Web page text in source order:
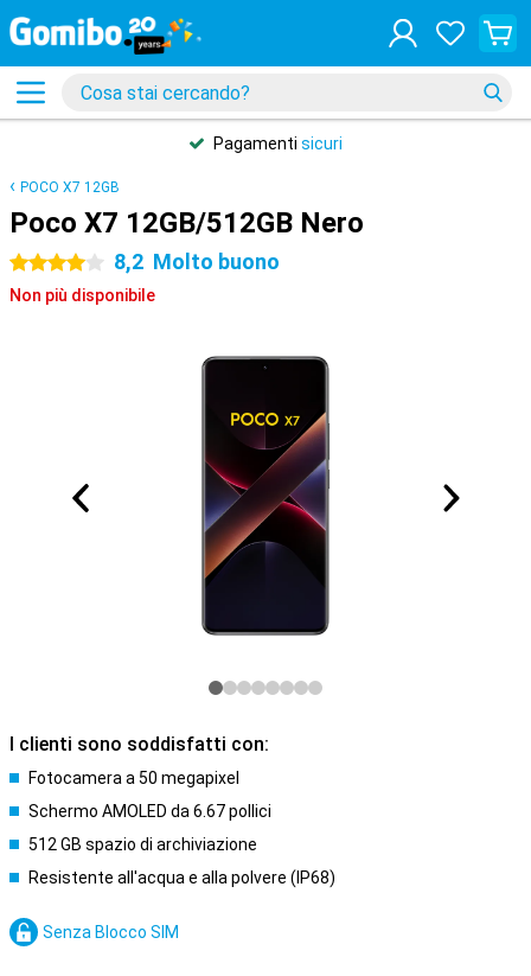
Pagamenti sicuri
POCO X7 12GB
Poco X7 12GB/512GB Nero
4 stelle 8,2 Molto buono
Non più disponibile
I clienti sono soddisfatti con:
Fotocamera a 50 megapixel
Schermo AMOLED da 6.67 pollici
512 GB spazio di archiviazione
Resistente all'acqua e alla polvere (IP68)
Senza Blocco SIM